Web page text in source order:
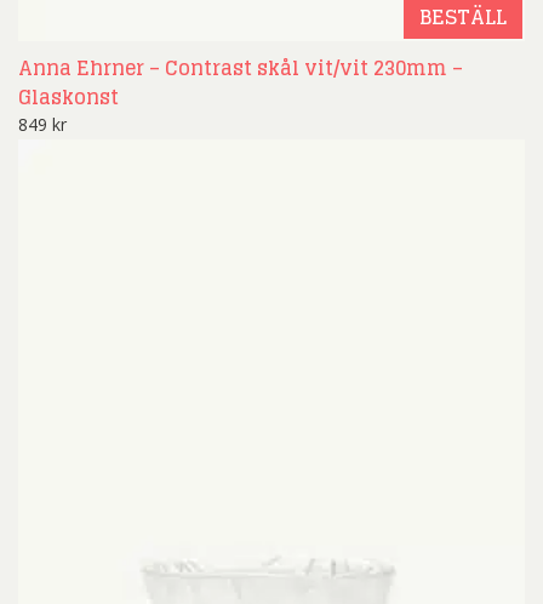
BESTÄLL
Anna Ehrner – Contrast skål vit/vit 230mm –
Glaskonst
849 kr